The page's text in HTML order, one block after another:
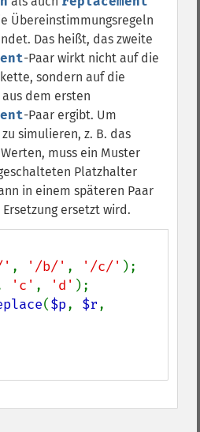
Übereinstimmungsregeln
Das heißt, das zweite
-Paar wirkt nicht auf die
sondern auf die
dem ersten
-Paar ergibt. Um
simulieren, z. B. das
muss ein Muster
Platzhalter
in einem späteren Paar
ersetzt wird.
' , '/b/' , '/c/'
'c' , 'd'
($p, $r